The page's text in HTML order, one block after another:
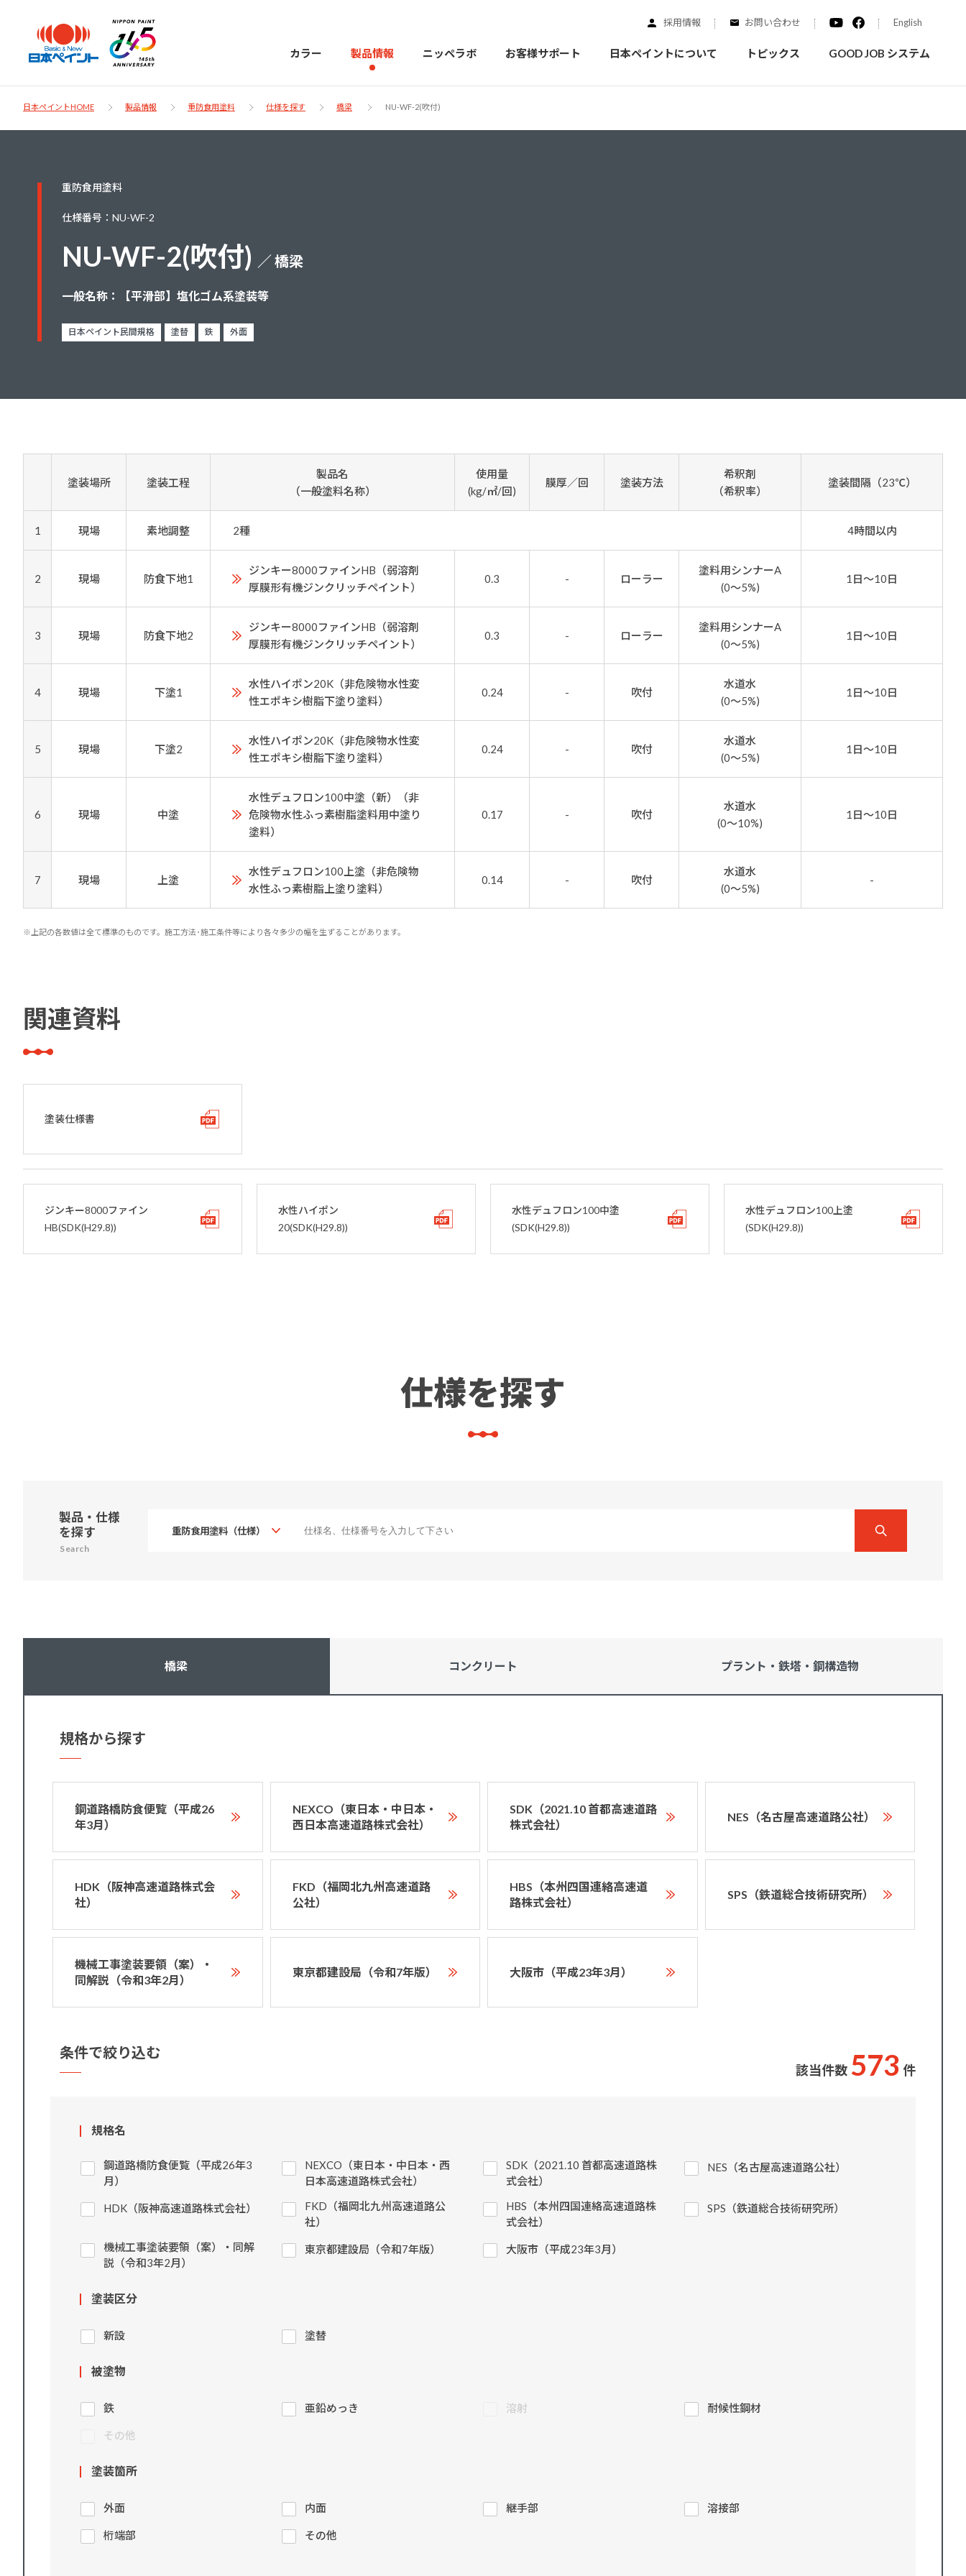
採用情報 お問い合わせ English
カラー 製品情報
製品情報
建築・重防食・自動車補修用の各分野で、
製品特集
プロテクトン
EMO
ダンジオーラシステム
SUSTAINA SYSTEM
グリーンループBMK
ニッペラボ
ニッペラボ
塗装をする時、施工会社へお願いする時に
知っておくべき塗料・塗装の基礎知識をご
お客様サポート
お客様サポー
ト
お問い合わせにあたっては、まずは「よく
日本ペイントについて
日本ペイント
に
ついて
日本ペイントグループの一員として、建築
塗料の開発・製造および販売を展開。全国
いります。
ご利用にあたって 個人情報の取扱いについて
トピックス GOOD JOB システム
日本ペイントHOME 製品情報 重防食用塗料 仕様を探す 橋梁 NU-WF-2(吹付)
重防食用塗料
仕様番号：NU-WF-2
NU-WF-2(吹付) ／ 橋梁
一般名称：【平滑部】塩化ゴム系塗装等
日本ペイント民間規格 塗替 鉄 外面
塗装場所 塗装工程
製品名
（一般塗料名称）
使用量
(kg/㎡/回)
膜厚／回 塗装方法
希釈剤
（希釈率）
塗装間隔（23℃）
1 現場 素地調整 2種 4時間以内
2 現場 防食下地1
ジンキー8000ファインHB（弱溶剤
厚膜形有機ジンクリッチペイント）
0.3 - ローラー
塗料用シンナーA
(0～5%)
1日～10日
3 現場 防食下地2
ジンキー8000ファインHB（弱溶剤
厚膜形有機ジンクリッチペイント）
0.3 - ローラー
塗料用シンナーA
(0～5%)
1日～10日
4 現場 下塗1
水性ハイポン20K（非危険物水性変
性エポキシ樹脂下塗り塗料）
0.24 - 吹付
水道水
(0～5%)
1日～10日
5 現場 下塗2
水性ハイポン20K（非危険物水性変
性エポキシ樹脂下塗り塗料）
0.24 - 吹付
水道水
(0～5%)
1日～10日
6 現場 中塗
水性デュフロン100中塗（新）（非
危険物水性ふっ素樹脂塗料用中塗り
塗料）
0.17 - 吹付
水道水
(0～10%)
1日～10日
7 現場 上塗
水性デュフロン100上塗（非危険物
水性ふっ素樹脂上塗り塗料）
0.14 - 吹付
水道水
(0～5%)
-
※上記の各数値は全て標準のものです。施工方法･施工条件等により各々多少の幅を生ずることがあります。
関連資料
塗装仕様書
ジンキー8000ファイン
HB(SDK(H29.8))
水性ハイポン
20(SDK(H29.8))
水性デュフロン100中塗
(SDK(H29.8))
水性デュフロン100上塗
(SDK(H29.8))
仕様を探す
製品・仕様
を探す
Search
橋梁 コンクリート プラント・鉄塔・ 鋼構造物
規格から探す
鋼道路橋防食便覧（平成26
年3月）
NEXCO（東日本・中日本・
西日本高速道路株式会社）
SDK（2021.10 首都高速道路
株式会社）
NES（名古屋高速道路公社）
HDK（阪神高速道路株式会
社）
FKD（福岡北九州高速道路
公社）
HBS（本州四国連絡高速道
路株式会社）
SPS（鉄道総合技術研究所）
機械工事塗装要領（案）・
同解説（令和3年2月）
東京都建設局（令和7年版） 大阪市（平成23年3月）
条件で絞り込む
該当件数 573 件
規格名
鋼道路橋防食便覧（平成26年3
月）
NEXCO（東日本・中日本・西
日本高速道路株式会社）
SDK（2021.10 首都高速道路株
式会社）
NES（名古屋高速道路公社）
HDK（阪神高速道路株式会社）
FKD（福岡北九州高速道路公
社）
HBS（本州四国連絡高速道路株
式会社）
SPS（鉄道総合技術研究所）
機械工事塗装要領（案）・同解
説（令和3年2月）
東京都建設局（令和7年版） 大阪市（平成23年3月）
塗装区分
新設 塗替
被塗物
鉄 亜鉛めっき 溶射 耐候性鋼材
その他
塗装箇所
外面 内面 継手部 溶接部
桁端部 その他